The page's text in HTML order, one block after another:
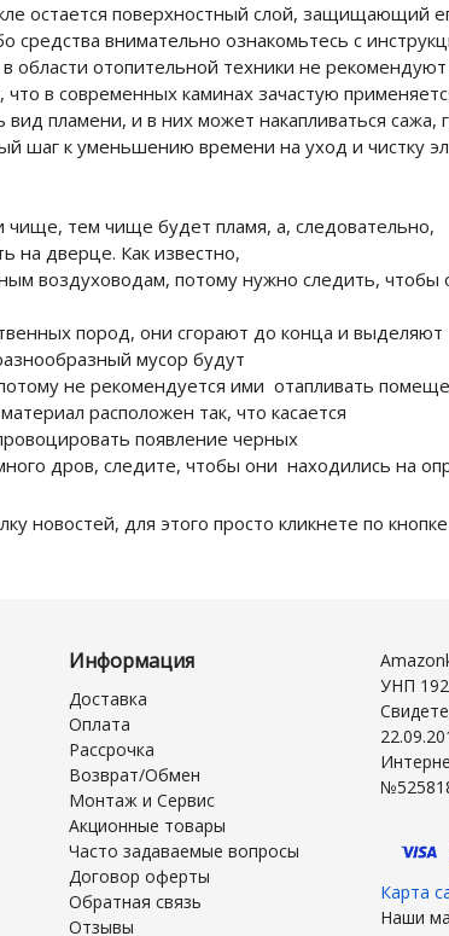
остается поверхностный слой, защищающий
внимательно ознакомьтесь с
отопительной техники не рекомендуют
в современных каминах зачастую
пламени, и в них может накапливаться сажа,
шаг к уменьшению времени на уход и чистку
тем чище будет пламя, а, следовательно,
на дверце. Как известно,
воздуховодам, потому нужно следить,
пород, они сгорают до конца и выделяют
мусор будут
не рекомендуется ими отапливать
расположен так, что касается
появление черных
дров, следите, чтобы они находились на
новостей, для этого просто кликнете по
Информация
Доставка
Оплата
Рассрочка
Возврат/Обмен
Монтаж и Сервис
Акционные товары
Часто задаваемые вопросы
Договор оферты
Обратная связь
Отзывы
УНП
Карта
Наши